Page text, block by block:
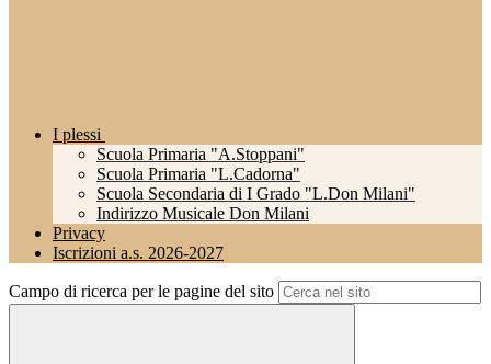
I plessi
Scuola Primaria "A.Stoppani"
Scuola Primaria "L.Cadorna"
Scuola Secondaria di I Grado "L.Don Milani"
Indirizzo Musicale Don Milani
Privacy
Iscrizioni a.s. 2026-2027
Campo di ricerca per le pagine del sito